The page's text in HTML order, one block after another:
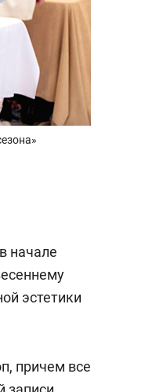
начале
эстетики
причем все